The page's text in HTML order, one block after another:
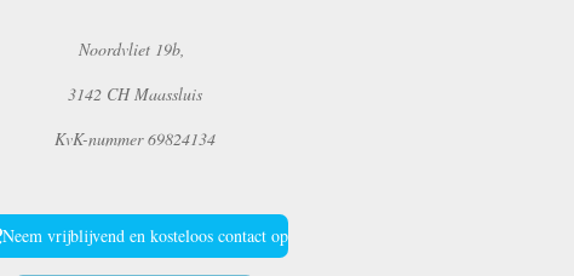
Noordvliet 19b,
3142 CH Maassluis
KvK-nummer 69824134
Neem vrijblijvend en kosteloos contact op